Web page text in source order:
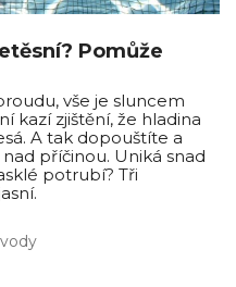
Pomůže
vše je sluncem
kazí zjištění, že hladina
A tak dopouštíte a
příčinou. Uniká snad
potrubí? Tři